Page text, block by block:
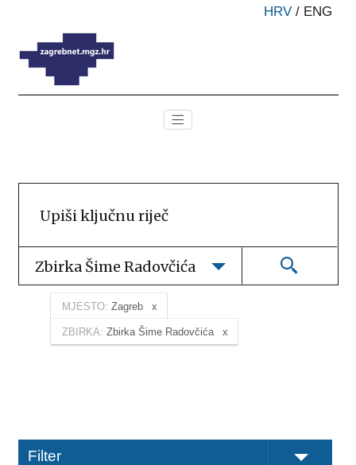
HRV / ENG
Zbirka Šime Radovčića
MJESTO: Zagreb
ZBIRKA: Zbirka Šime Radovčića
Filter